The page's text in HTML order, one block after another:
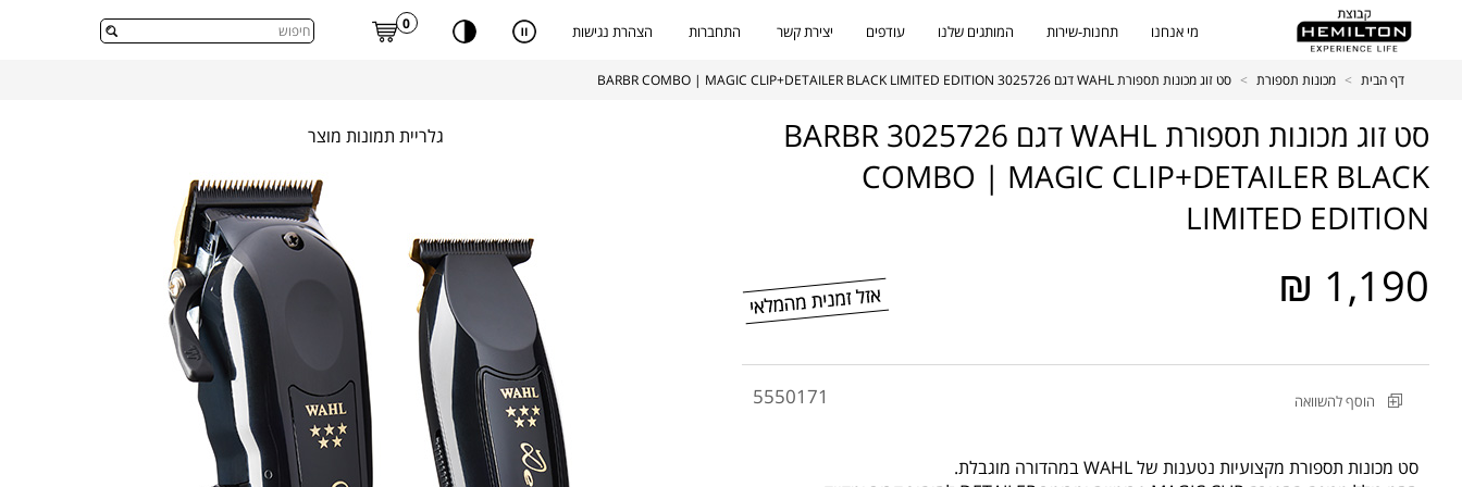
דלג לתוכן העמוד
מי אנחנו תחנות-שירות המותגים שלנו עודפים יצירת קשר התחברות הצהרת נגישות 0
דף הבית > מכונות תספורת > סט זוג מכונות תספורת WAHL דגם 3025726 BARBR COMBO | MAGIC CLIP+DETAILER BLACK LIMITED EDITION
סט זוג מכונות תספורת WAHL דגם 3025726 BARBR
COMBO | MAGIC CLIP+DETAILER BLACK
LIMITED EDITION
1,190 ₪
5550171
מקט
הוסף להשוואה
מכונות
סט מכונות תספורת מקצועיות נטענות של WAHL במהדורה מוגבלת.
גלריית תמונות מוצר